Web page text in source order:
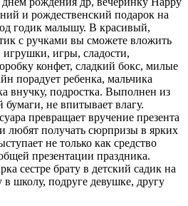
и рождественский подарок на
годик малышу. В красивый,
с ручками вы сможете вложить
игры, сладости,
конфет, сладкий бокс, милые
порадует ребенка, мальчика
внучку, подростка. Выполнен из
не впитывает влагу.
превращает вручение презента
любят получать сюрпризы в ярких
не только как средство
презентации праздника.
сестре брату в детский садик на
школу, подруге девушке, другу